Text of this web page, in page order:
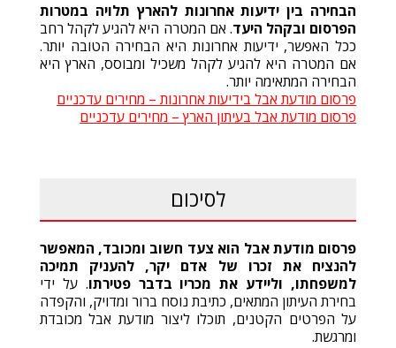
הבחירה בין ידיעות אחרונות להארץ תלויה במטרות
הפרסום ובקהל היעד. אם המטרה היא להגיע לקהל רחב
ככל האפשר, ידיעות אחרונות היא הבחירה הטובה יותר.
אם המטרה היא להגיע לקהל משכיל ומבוסס, הארץ היא
הבחירה המתאימה יותר.
פרסום מודעת אבל בידיעות אחרונות – מחירים עדכניים
פרסום מודעת אבל בעיתון הארץ – מחירים עדכניים
לסיכום
פרסום מודעת אבל הוא צעד חשוב ומכובד, המאפשר
להנציח את זכרו של אדם יקר, להעניק תמיכה
למשפחתו, וליידע את מכריו בדבר פטירתו. על ידי
בחירת העיתון המתאים, כתיבת נוסח ברור ומדויק, והקפדה
על הפרטים הקטנים, תוכלו ליצור מודעת אבל מכובדת
ומרגשת.